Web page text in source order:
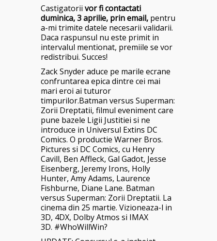
Castigatorii vor fi contactati
duminica, 3 aprilie, prin email, pentru
a-mi trimite datele necesarii validarii.
Daca raspunsul nu este primit in
intervalul mentionat, premiile se vor
redistribui. Succes!
Zack Snyder aduce pe marile ecrane
confruntarea epica dintre cei mai
mari eroi ai tuturor
timpurilor.Batman versus Superman:
Zorii Dreptatii, filmul eveniment care
pune bazele Ligii Justitiei si ne
introduce in Universul Extins DC
Comics. O productie Warner Bros.
Pictures si DC Comics, cu Henry
Cavill, Ben Affleck, Gal Gadot, Jesse
Eisenberg, Jeremy Irons, Holly
Hunter, Amy Adams, Laurence
Fishburne, Diane Lane. Batman
versus Superman: Zorii Dreptatii. La
cinema din 25 martie. Vizioneaza-l in
3D, 4DX, Dolby Atmos si IMAX
3D. #WhoWillWin?